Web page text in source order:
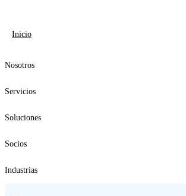
Inicio
Nosotros
Servicios
Soluciones
Socios
Industrias